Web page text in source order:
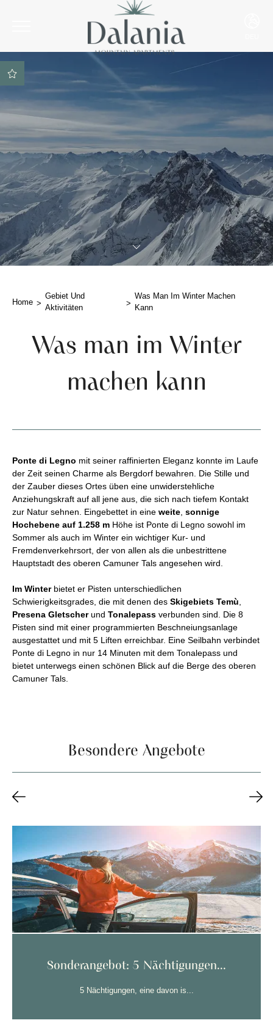
SPA-Zugang bei der
Reservierung inbegriffen
Parkplatz inbegriffen
Beste Zahlungs- und
Stornierungsbedingungen
Skiraum inklusive
Home
Gebiet Und
Aktivitäten
Was Man Im Winter Machen
Kann
Was man im Winter
machen kann
Ponte di Legno mit seiner raffinierten Eleganz konnte im Laufe
der Zeit seinen Charme als Bergdorf bewahren. Die Stille und
der Zauber dieses Ortes üben eine unwiderstehliche
Anziehungskraft auf all jene aus, die sich nach tiefem Kontakt
zur Natur sehnen. Eingebettet in eine weite sonnige
Hochebene auf 1.258 m Höhe ist Ponte di Legno sowohl im
Sommer als auch im Winter ein wichtiger Kur- und
Fremdenverkehrsort, der von allen als die unbestrittene
Hauptstadt des oberen Camuner Tals angesehen wird.
Im Winterbietet er Pisten unterschiedlichen
Schwierigkeitsgrades, die mit denen des Skigebiets Temù
Presena Gletscherund Tonalepass verbunden sind. Die 8
Pisten sind mit einer programmierten Beschneiungsanlage
ausgestattet und mit 5 Liften erreichbar. Eine Seilbahn verbindet
Ponte di Legno in nur 14 Minuten mit dem Tonalepass und
bietet unterwegs einen schönen Blick auf die Berge des oberen
Camuner Tals.
Besondere Angebote
Sonderangebot: 5 Nächtigungen...
5 Nächtigungen, eine davon is...